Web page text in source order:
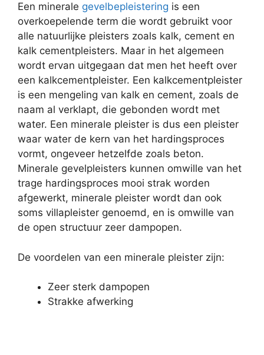
Een minerale gevelbepleistering is een
overkoepelende term die wordt gebruikt voor
alle natuurlijke pleisters zoals kalk, cement en
kalk cementpleisters. Maar in het algemeen
wordt ervan uitgegaan dat men het heeft over
een kalkcementpleister. Een kalkcementpleister
is een mengeling van kalk en cement, zoals de
naam al verklapt, die gebonden wordt met
water. Een minerale pleister is dus een pleister
waar water de kern van het hardingsproces
vormt, ongeveer hetzelfde zoals beton.
Minerale gevelpleisters kunnen omwille van het
trage hardingsproces mooi strak worden
afgewerkt, minerale pleister wordt dan ook
soms villapleister genoemd, en is omwille van
de open structuur zeer dampopen.
De voordelen van een minerale pleister zijn:
Zeer sterk dampopen
Strakke afwerking